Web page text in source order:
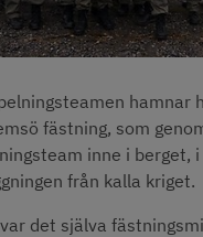
hamnar
fästning, som
inne i berget,
från kalla kriget.
det själva